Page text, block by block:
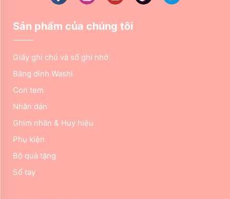
Sản phẩm của chúng tôi
Giấy ghi chú và sổ ghi nhớ
Băng dính Washi
Con tem
Nhãn dán
Ghim nhãn & Huy hiệu
Phụ kiện
Bộ quà tặng
Sổ tay